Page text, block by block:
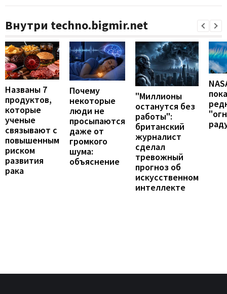
Внутри techno.bigmir.net
Названы 7
продуктов,
которые
ученые
связывают с
повышенным
риском
развития
рака
Почему
некоторые
люди не
просыпаются
даже от
громкого
шума:
объяснение
"Миллионы
останутся без
работы":
британский
журналист
сделал
тревожный
прогноз об
искусственном
интеллекте